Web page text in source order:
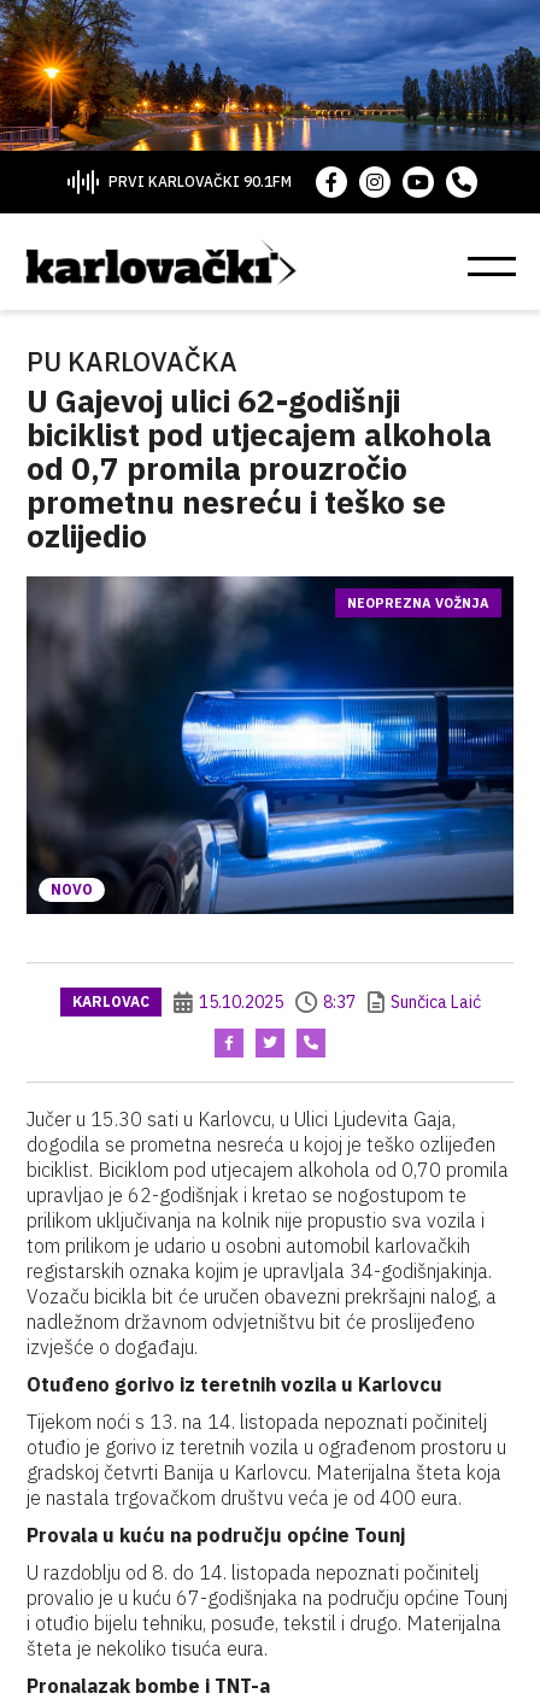
PRVI KARLOVAČKI 90.1FM
PU KARLOVAČKA
U Gajevoj ulici 62-godišnji
biciklist pod utjecajem alkohola
od 0,7 promila prouzročio
prometnu nesreću i teško se
ozlijedio
NOVO
NEOPREZNA VOŽNJA
KARLOVAC 15.10.2025 8:37 Sunčica Laić
Jučer u 15.30 sati u Karlovcu, u Ulici Ljudevita Gaja,
dogodila se prometna nesreća u kojoj je teško ozlijeđen
biciklist. Biciklom pod utjecajem alkohola od 0,70 promila
upravljao je 62-godišnjak i kretao se nogostupom te
prilikom uključivanja na kolnik nije propustio sva vozila i
tom prilikom je udario u osobni automobil karlovačkih
registarskih oznaka kojim je upravljala 34-godišnjakinja.
Vozaču bicikla bit će uručen obavezni prekršajni nalog, a
nadležnom državnom odvjetništvu bit će proslijeđeno
izvješće o događaju.
Otuđeno gorivo iz teretnih vozila u Karlovcu
Tijekom noći s 13. na 14. listopada nepoznati počinitelj
otuđio je gorivo iz teretnih vozila u ograđenom prostoru u
gradskoj četvrti Banija u Karlovcu. Materijalna šteta koja
je nastala trgovačkom društvu veća je od 400 eura.
Provala u kuću na području općine Tounj
U razdoblju od 8. do 14. listopada nepoznati počinitelj
provalio je u kuću 67-godišnjaka na području općine Tounj
i otuđio bijelu tehniku, posuđe, tekstil i drugo. Materijalna
šteta je nekoliko tisuća eura.
Pronalazak bombe i TNT-a